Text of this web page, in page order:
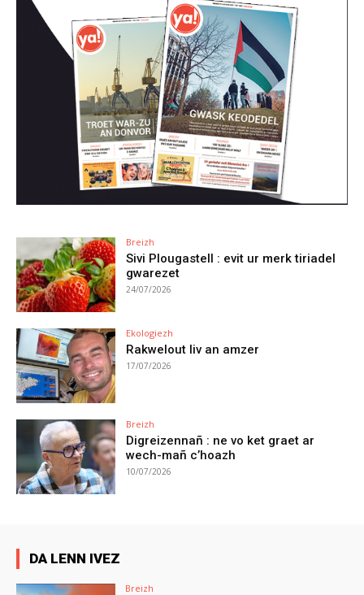
Breizh
Sivi Plougastell : evit ur merk tiriadel
gwarezet
24/07/2026
Ekologiezh
Rakwelout liv an amzer
17/07/2026
Breizh
Digreizennañ : ne vo ket graet ar
wech-mañ c’hoazh
10/07/2026
DA LENN IVEZ
Breizh